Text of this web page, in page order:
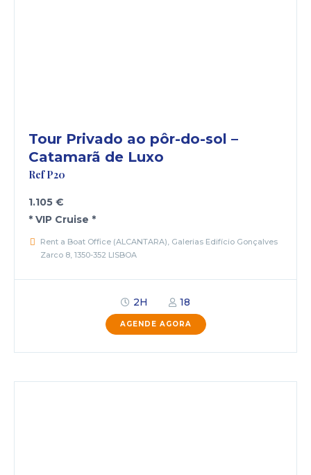
Tour Privado ao pôr-do-sol –
Catamarã de Luxo
Ref P20
1.105 €
* VIP Cruise *
Rent a Boat Office (ALCANTARA), Galerias Edifício Gonçalves
Zarco 8, 1350-352 LISBOA
2H 18
AGENDE AGORA